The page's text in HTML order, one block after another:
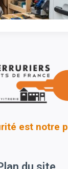
est notre